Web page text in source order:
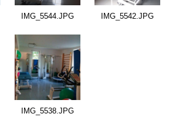
IMG_5544.JPG IMG_5542.JPG
IMG_5538.JPG